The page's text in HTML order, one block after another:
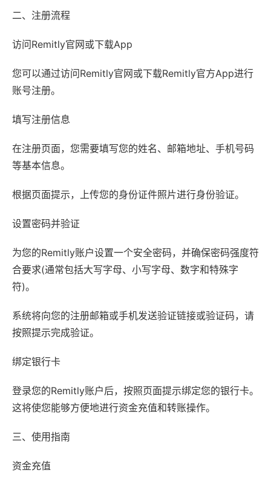
二、注册流程
访问Remitly官网或下载App
您可以通过访问Remitly官网或下载Remitly官方App进行
账号注册。
填写注册信息
在注册页面，您需要填写您的姓名、邮箱地址、手机号码
等基本信息。
根据页面提示，上传您的身份证件照片进行身份验证。
设置密码并验证
为您的Remitly账户设置一个安全密码，并确保密码强度符
合要求(通常包括大写字母、小写字母、数字和特殊字
符)。
系统将向您的注册邮箱或手机发送验证链接或验证码，请
按照提示完成验证。
绑定银行卡
登录您的Remitly账户后，按照页面提示绑定您的银行卡。
这将使您能够方便地进行资金充值和转账操作。
三、使用指南
资金充值